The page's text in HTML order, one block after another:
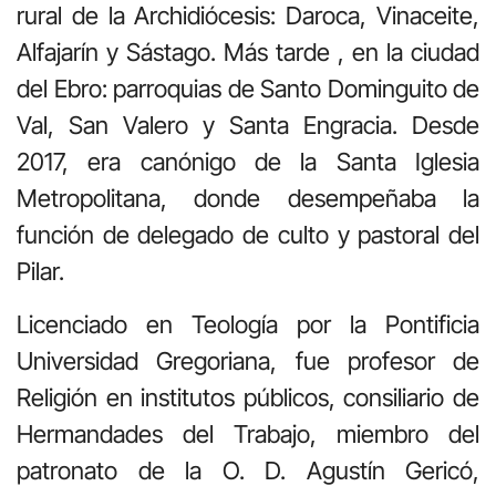
rural de la Archidiócesis: Daroca, Vinaceite,
Alfajarín y Sástago. Más tarde , en la ciudad
del Ebro: parroquias de Santo Dominguito de
Val, San Valero y Santa Engracia. Desde
2017, era canónigo de la Santa Iglesia
Metropolitana, donde desempeñaba la
función de delegado de culto y pastoral del
Pilar.
Licenciado en Teología por la Pontificia
Universidad Gregoriana, fue profesor de
Religión en institutos públicos, consiliario de
Hermandades del Trabajo, miembro del
patronato de la O. D. Agustín Gericó,